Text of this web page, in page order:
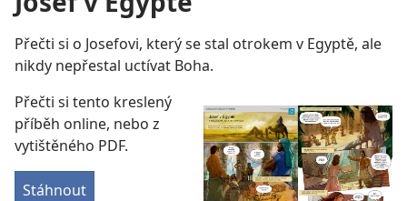
Přečti si o Josefovi, který se stal otrokem v Egyptě, ale
nikdy nepřestal uctívat Boha.
Přečti si tento kreslený
příběh online, nebo z
vytištěného PDF.
Stáhnout